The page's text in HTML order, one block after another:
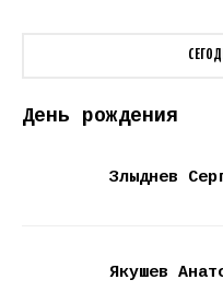
День рождения
Злыднев
Якушев